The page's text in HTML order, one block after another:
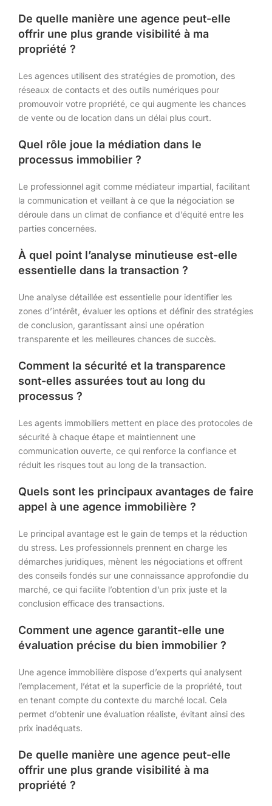
De quelle manière une agence peut-elle
offrir une plus grande visibilité à ma
propriété ?
Les agences utilisent des stratégies de promotion, des
réseaux de contacts et des outils numériques pour
promouvoir votre propriété, ce qui augmente les chances
de vente ou de location dans un délai plus court.
Quel rôle joue la médiation dans le
processus immobilier ?
Le professionnel agit comme médiateur impartial, facilitant
la communication et veillant à ce que la négociation se
déroule dans un climat de confiance et d’équité entre les
parties concernées.
À quel point l’analyse minutieuse est-elle
essentielle dans la transaction ?
Une analyse détaillée est essentielle pour identifier les
zones d’intérêt, évaluer les options et définir des stratégies
de conclusion, garantissant ainsi une opération
transparente et les meilleures chances de succès.
Comment la sécurité et la transparence
sont-elles assurées tout au long du
processus ?
Les agents immobiliers mettent en place des protocoles de
sécurité à chaque étape et maintiennent une
communication ouverte, ce qui renforce la confiance et
réduit les risques tout au long de la transaction.
Quels sont les principaux avantages de faire
appel à une agence immobilière ?
Le principal avantage est le gain de temps et la réduction
du stress. Les professionnels prennent en charge les
démarches juridiques, mènent les négociations et offrent
des conseils fondés sur une connaissance approfondie du
marché, ce qui facilite l’obtention d’un prix juste et la
conclusion efficace des transactions.
Comment une agence garantit-elle une
évaluation précise du bien immobilier ?
Une agence immobilière dispose d’experts qui analysent
l’emplacement, l’état et la superficie de la propriété, tout
en tenant compte du contexte du marché local. Cela
permet d’obtenir une évaluation réaliste, évitant ainsi des
prix inadéquats.
De quelle manière une agence peut-elle
offrir une plus grande visibilité à ma
propriété ?